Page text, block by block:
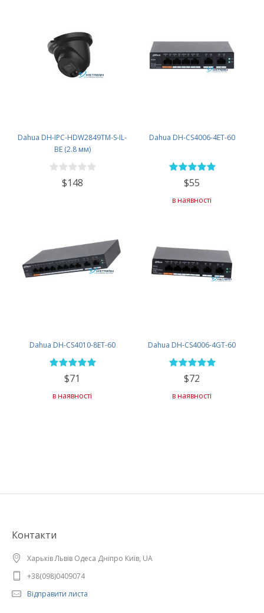
Dahua DH-IPC-HDW2849TM-S-IL-
BE (2.8 мм)
$148
Dahua DH-CS4006-4ET-60
$55
в наявності
Dahua DH-CS4010-8ET-60
$71
в наявності
Dahua DH-CS4006-4GT-60
$72
в наявності
Контакти
Харьків Львів Одеса Дніпро Київ, UA
+38(098)0409074
Відправити листа